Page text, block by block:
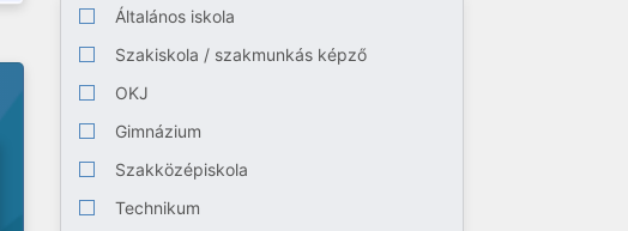
Általános iskola
Szakiskola / szakmunkás képző
OKJ
Gimnázium
Szakközépiskola
Technikum